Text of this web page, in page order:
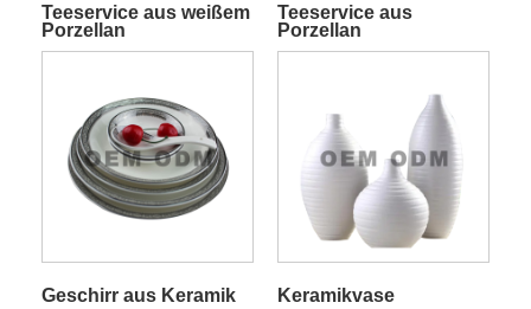
Teeservice aus weißem
Porzellan
Teeservice aus
Porzellan
Geschirr aus Keramik Keramikvase